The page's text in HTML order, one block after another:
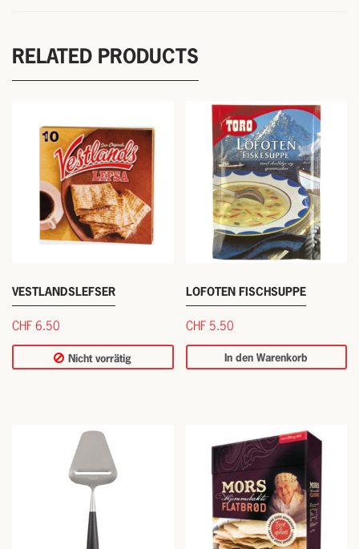
RELATED PRODUCTS
VESTLANDSLEFSER
CHF 6.50
Nicht vorrätig
LOFOTEN FISCHSUPPE
CHF5.50
In den Warenkorb